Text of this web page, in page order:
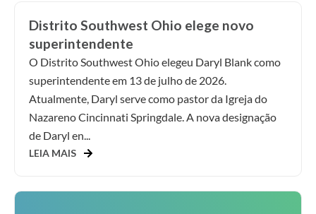
Distrito Southwest Ohio elege novo
superintendente
O Distrito Southwest Ohio elegeu Daryl Blank como
superintendente em 13 de julho de 2026.
Atualmente, Daryl serve como pastor da Igreja do
Nazareno Cincinnati Springdale. A nova designação
de Daryl en...
LEIA MAIS